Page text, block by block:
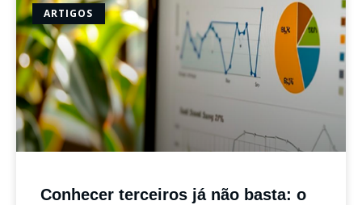
ARTIGOS
Conhecer terceiros já não basta: o